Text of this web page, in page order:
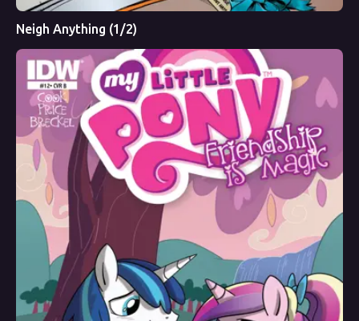
Neigh Anything (1/2)